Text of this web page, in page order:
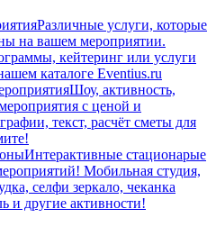
Различные услуги, которые
на вашем мероприятии.
кейтеринг или услуги
каталоге Eventius.ru
Шоу, активность,
с ценой и
текст, расчёт сметы для
Интерактивные стационарые
Мобильная студия,
селфи зеркало, чеканка
и другие активности!